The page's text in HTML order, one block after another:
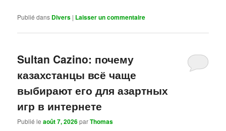
Publié dans Divers | Laisser un commentaire
Sultan Cazino: почему
казахстанцы всё чаще
выбирают его для азартных
игр в интернете
Publié leaoût 7, 2026parThomas